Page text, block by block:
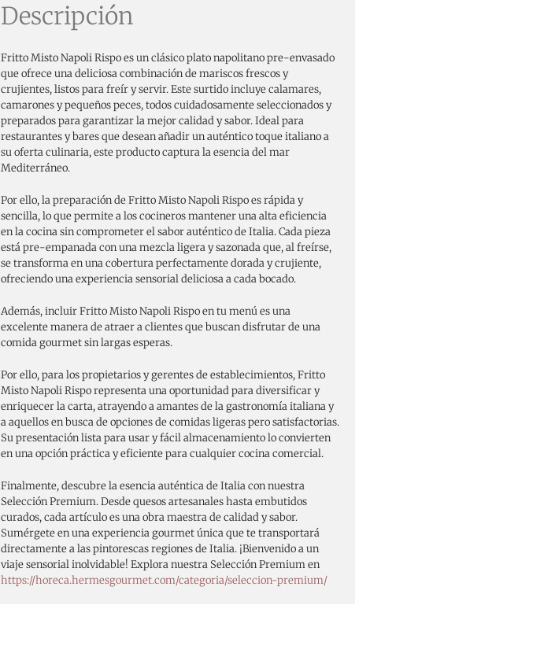
Descripción
Fritto Misto Napoli Rispo es un clásico plato napolitano pre-envasado
que ofrece una deliciosa combinación de mariscos frescos y
crujientes, listos para freír y servir. Este surtido incluye calamares,
camarones y pequeños peces, todos cuidadosamente seleccionados y
preparados para garantizar la mejor calidad y sabor. Ideal para
restaurantes y bares que desean añadir un auténtico toque italiano a
su oferta culinaria, este producto captura la esencia del mar
Mediterráneo.
Por ello, la preparación de Fritto Misto Napoli Rispo es rápida y
sencilla, lo que permite a los cocineros mantener una alta eficiencia
en la cocina sin comprometer el sabor auténtico de Italia. Cada pieza
está pre-empanada con una mezcla ligera y sazonada que, al freírse,
se transforma en una cobertura perfectamente dorada y crujiente,
ofreciendo una experiencia sensorial deliciosa a cada bocado.
Además, incluir Fritto Misto Napoli Rispo en tu menú es una
excelente manera de atraer a clientes que buscan disfrutar de una
comida gourmet sin largas esperas.
Por ello, para los propietarios y gerentes de establecimientos, Fritto
Misto Napoli Rispo representa una oportunidad para diversificar y
enriquecer la carta, atrayendo a amantes de la gastronomía italiana y
a aquellos en busca de opciones de comidas ligeras pero satisfactorias.
Su presentación lista para usar y fácil almacenamiento lo convierten
en una opción práctica y eficiente para cualquier cocina comercial.
Finalmente, descubre la esencia auténtica de Italia con nuestra
Selección Premium. Desde quesos artesanales hasta embutidos
curados, cada artículo es una obra maestra de calidad y sabor.
Sumérgete en una experiencia gourmet única que te transportará
directamente a las pintorescas regiones de Italia. ¡Bienvenido a un
viaje sensorial inolvidable! Explora nuestra Selección Premium en
https://horeca.hermesgourmet.com/categoria/seleccion-premium/